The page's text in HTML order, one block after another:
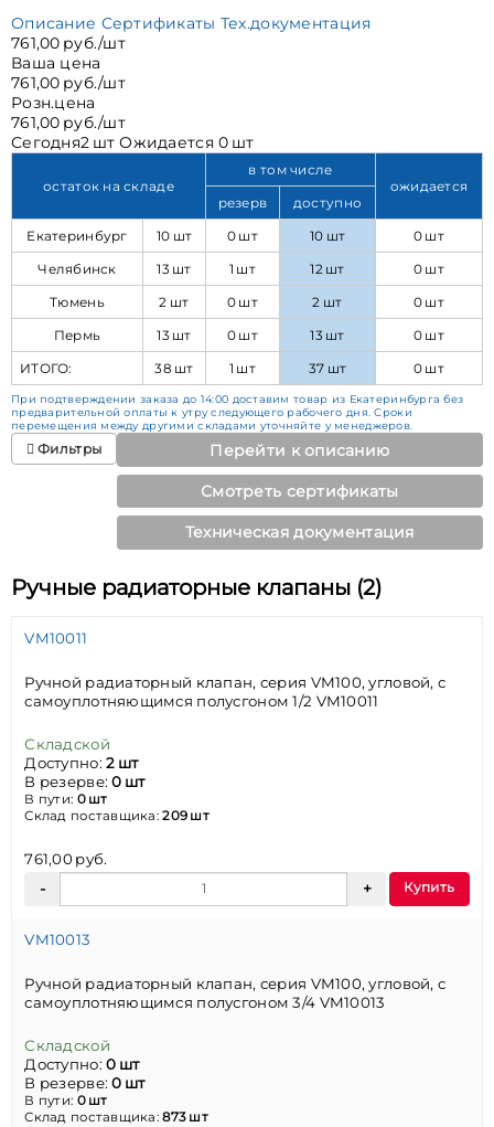
Описание Сертификаты Тех.документация
761,00 руб./шт
Ваша цена
761,00 руб./шт
Розн.цена
761,00 руб./шт
Сегодня2 шт Ожидается 0 шт
остаток на складе
в том числе
ожидается
резерв
доступно
Екатеринбург
10 шт 0 шт 10 шт
0 шт
Челябинск
13 шт 1 шт 12 шт
0 шт
Тюмень
2 шт 0 шт 2 шт
0 шт
Пермь
13 шт 0 шт 13 шт
0 шт
ИТОГО:
38 шт 1 шт 37 шт 0 шт
При подтверждении заказа до 14:00 доставим товар из Екатеринбурга без
предварительной оплаты к утру следующего рабочего дня. Сроки
перемещения между другими складами уточняйте у менеджеров.
Фильтры Перейти к описанию
Смотреть сертификаты
Техническая документация
Ручные радиаторные клапаны (2)
VM10011
Ручной радиаторный клапан, серия VM100, угловой, с
самоуплотняющимся полусгоном 1/2 VM10011
Складской
Доступно:2 шт
В резерве:0 шт
В пути: 0 шт
Склад поставщика:209 шт
761,00 руб.
Купить
VM10013
Ручной радиаторный клапан, серия VM100, угловой, с
самоуплотняющимся полусгоном 3/4 VM10013
Складской
Доступно:0 шт
В резерве:0 шт
В пути: 0 шт
Склад поставщика:873 шт